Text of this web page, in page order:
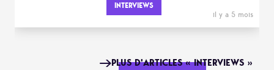
INTERVIEWS
il y a 5 mois
PLUS D'ARTICLES « INTERVIEWS »